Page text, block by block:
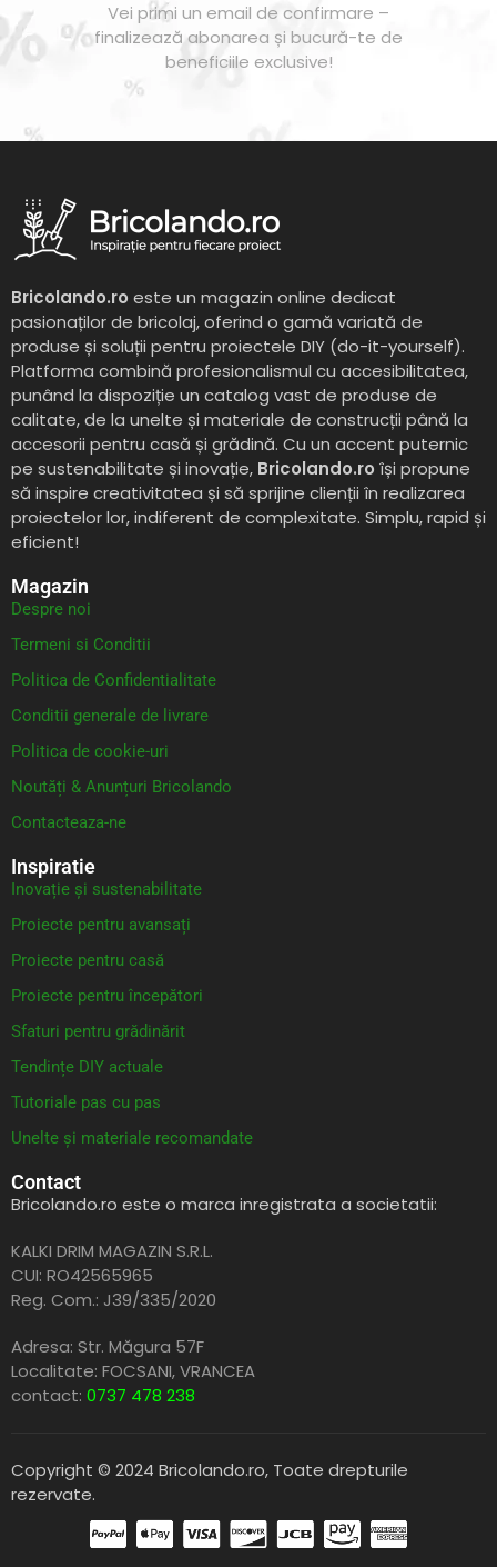
Vei primi un email de confirmare –
finalizează abonarea și bucură-te de
beneficiile exclusive!
Bricolando.ro este un magazin online dedicat
pasionaților de bricolaj, oferind o gamă variată de
produse și soluții pentru proiectele DIY (do-it-yourself).
Platforma combină profesionalismul cu accesibilitatea,
punând la dispoziție un catalog vast de produse de
calitate, de la unelte și materiale de construcții până la
accesorii pentru casă și grădină. Cu un accent puternic
pe sustenabilitate și inovație, Bricolando.ro își propune
să inspire creativitatea și să sprijine clienții în realizarea
proiectelor lor, indiferent de complexitate. Simplu, rapid și
eficient!
Magazin
Despre noi
Termeni si Conditii
Politica de Confidentialitate
Conditii generale de livrare
Politica de cookie-uri
Noutăți & Anunțuri Bricolando
Contacteaza-ne
Inspiratie
Inovație și sustenabilitate
Proiecte pentru avansați
Proiecte pentru casă
Proiecte pentru începători
Sfaturi pentru grădinărit
Tendințe DIY actuale
Tutoriale pas cu pas
Unelte și materiale recomandate
Contact
Bricolando.ro este o marca inregistrata a societatii:
KALKI DRIM MAGAZIN S.R.L.
CUI: RO42565965
Reg. Com.: J39/335/2020
Adresa: Str. Măgura 57F
Localitate: FOCSANI,VRANCEA
contact: 0737 478 238
Copyright © 2024 Bricolando.ro, Toate drepturile
rezervate.